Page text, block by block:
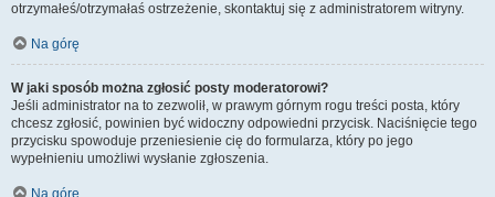
otrzymałeś/otrzymałaś ostrzeżenie, skontaktuj się z administratorem witryny.
Na górę
W jaki sposób można zgłosić posty moderatorowi?
Jeśli administrator na to zezwolił, w prawym górnym rogu treści posta, który
chcesz zgłosić, powinien być widoczny odpowiedni przycisk. Naciśnięcie tego
przycisku spowoduje przeniesienie cię do formularza, który po jego
wypełnieniu umożliwi wysłanie zgłoszenia.
Na górę